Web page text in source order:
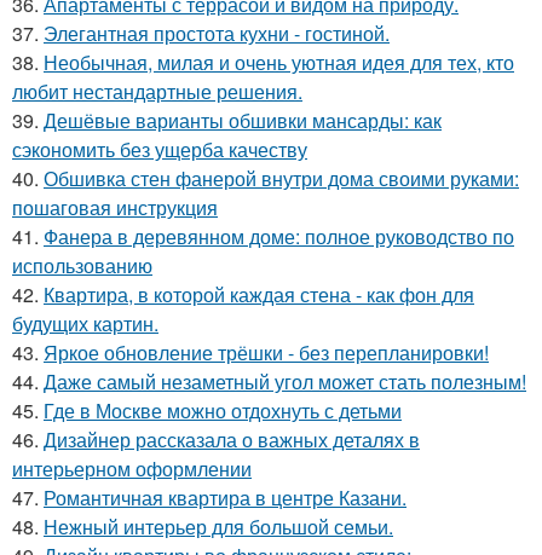
37. Элегантная простота кухни - гостиной.
38. Необычная, милая и очень уютная идея для тех, кто
любит нестандартные решения.
39. Дешёвые варианты обшивки мансарды: как
сэкономить без ущерба качеству
40. Обшивка стен фанерой внутри дома своими руками:
пошаговая инструкция
41. Фанера в деревянном доме: полное руководство по
использованию
42. Квартира, в которой каждая стена - как фон для
будущих картин.
43. Яркое обновление трёшки - без перепланировки!
44. Даже самый незаметный угол может стать полезным!
45. Где в Москве можно отдохнуть с детьми
46. Дизайнер рассказала о важных деталях в
интерьерном оформлении
47. Романтичная квартира в центре Казани.
48. Нежный интерьер для большой семьи.